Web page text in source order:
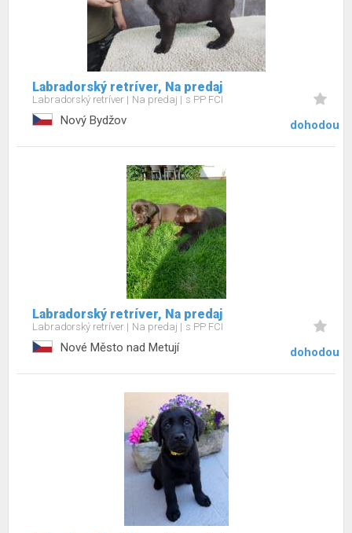
Labradorský retríver, Na predaj
Labradorský retríver Na predaj s PP FCI
Nový Bydžov dohodou
Labradorský retríver, Na predaj
Labradorský retríver Na predaj s PP FCI
Nové Město nad Metují dohodou